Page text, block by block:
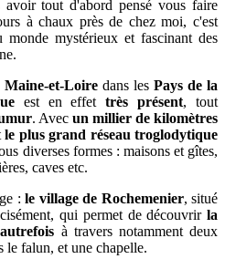
tout d'abord pensé vous faire
à chaux près de chez moi, c'est
mystérieux et fascinant des
Maine-et-Loire dans les Pays de la
est en effettrès présent, tout
. Avec un millier de kilomètres
le plus grand réseau troglodytique
diverses formes : maisons et gîtes,
caves etc.
: le village de Rochemenier, situé
qui permet de découvrirla
à travers notamment deux
le falun, et une chapelle.